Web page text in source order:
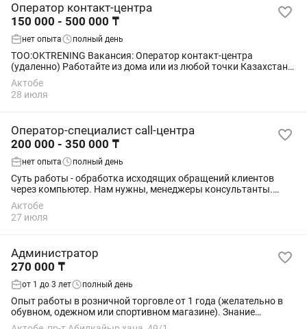
Оператор контакт-центра
150 000 - 500 000 ₸
нет опыта полный день
TOO:OKTRENING Вакансия: Оператор контакт-центра
(удаленно) Работайте из дома или из любой точки Казахстана!
Что нужно делать: •Принимать и совершать звонки и
консультировать клиентов; •Вести...
Актобе
28 июля
Оператор-специалист call-центра
200 000 - 350 000 ₸
нет опыта полный день
Суть работы - обработка исходящих обращений клиентов
через компьютер. Нам нужны, менеджеры консультанты.
Ищешь работу в открытой рабочей среде, готов к интересным
Актобе
27 июля
Администратор
270 000 ₸
от 1 до 3 лет полный день
Опыт работы в розничной торговле от 1 года (желательно в
обувном, одежном или спортивном магазине). Знание
стандартов обслуживания покупателей. Навыки управления